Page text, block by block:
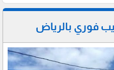
فوري بالرياض